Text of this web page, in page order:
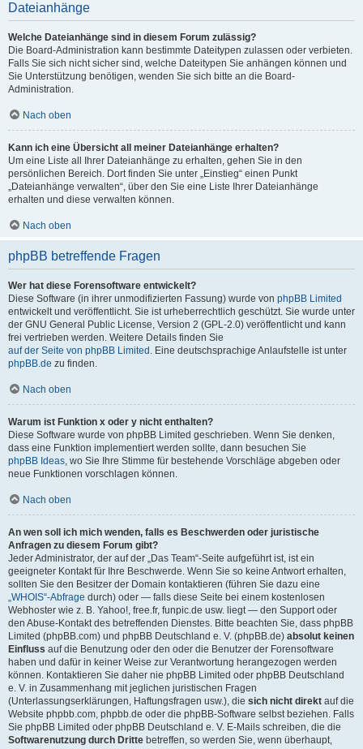
Dateianhänge
Welche Dateianhänge sind in diesem Forum zulässig?
Die Board-Administration kann bestimmte Dateitypen zulassen oder verbieten.
Falls Sie sich nicht sicher sind, welche Dateitypen Sie anhängen können und
Sie Unterstützung benötigen, wenden Sie sich bitte an die Board-
Administration.
Nach oben
Kann ich eine Übersicht all meiner Dateianhänge erhalten?
Um eine Liste all Ihrer Dateianhänge zu erhalten, gehen Sie in den
persönlichen Bereich. Dort finden Sie unter „Einstieg“ einen Punkt
„Dateianhänge verwalten“, über den Sie eine Liste Ihrer Dateianhänge
erhalten und diese verwalten können.
Nach oben
phpBB betreffende Fragen
Wer hat diese Forensoftware entwickelt?
Diese Software (in ihrer unmodifizierten Fassung) wurde von phpBB Limited
entwickelt und veröffentlicht. Sie ist urheberrechtlich geschützt. Sie wurde unter
der GNU General Public License, Version 2 (GPL-2.0) veröffentlicht und kann
frei vertrieben werden. Weitere Details finden Sie
auf der Seite von phpBB Limited . Eine deutschsprachige Anlaufstelle ist unter
phpBB.de zu finden.
Nach oben
Warum ist Funktion x oder y nicht enthalten?
Diese Software wurde von phpBB Limited geschrieben. Wenn Sie denken,
dass eine Funktion implementiert werden sollte, dann besuchen Sie
phpBB Ideas, wo Sie Ihre Stimme für bestehende Vorschläge abgeben oder
neue Funktionen vorschlagen können.
Nach oben
An wen soll ich mich wenden, falls es Beschwerden oder juristische
Anfragen zu diesem Forum gibt?
Jeder Administrator, der auf der „Das Team“-Seite aufgeführt ist, ist ein
geeigneter Kontakt für Ihre Beschwerde. Wenn Sie so keine Antwort erhalten,
sollten Sie den Besitzer der Domain kontaktieren (führen Sie dazu eine
„WHOIS“-Abfrage durch) oder — falls diese Seite bei einem kostenlosen
Webhoster wie z. B. Yahoo!, free.fr, funpic.de usw. liegt — den Support oder
den Abuse-Kontakt des betreffenden Dienstes. Bitte beachten Sie, dass phpBB
Limited (phpBB.com) und phpBB Deutschland e. V. (phpBB.de) absolut keinen
Einfluss auf die Benutzung oder den oder die Benutzer der Forensoftware
haben und dafür in keiner Weise zur Verantwortung herangezogen werden
können. Kontaktieren Sie daher nie phpBB Limited oder phpBB Deutschland
e. V. in Zusammenhang mit jeglichen juristischen Fragen
(Unterlassungserklärungen, Haftungsfragen usw.), die sich nicht direkt auf die
Website phpbb.com, phpbb.de oder die phpBB-Software selbst beziehen. Falls
Sie phpBB Limited oder phpBB Deutschland e. V. E-Mails schreiben, die die
Softwarenutzung durch Dritte betreffen, so werden Sie, wenn überhaupt,